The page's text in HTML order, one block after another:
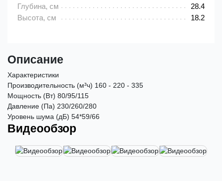
Глубина, см
28.4
Высота, см
18.2
Описание
Характеристики
Производительность (м³ч) 160 - 220 - 335
Мощность (Вт) 80/95/115
Давление (Па) 230/260/280
Уровень шума (дБ) 54*59/66
Видеообзор